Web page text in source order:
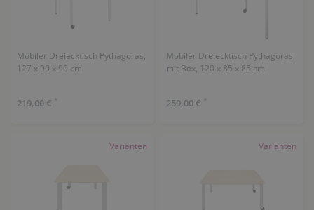
Mobiler Dreiecktisch Pythagoras,
127 x 90 x 90 cm
219,00 € *
Mobiler Dreiecktisch Pythagoras,
mit Box, 120 x 85 x 85 cm
259,00 € *
Varianten Varianten